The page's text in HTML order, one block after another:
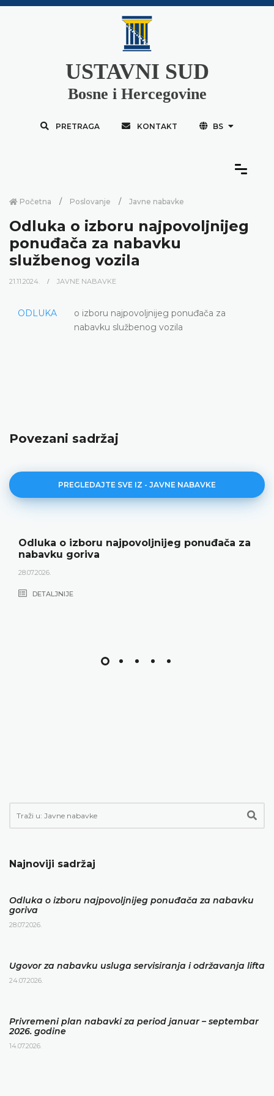
USTAVNI SUD
Bosne i Hercegovine
PRETRAGA KONTAKT BS
Početna Poslovanje Javne nabavke
Odluka o izboru najpovoljnijeg
ponuđača za nabavku
službenog vozila
21.11.2024. JAVNE NABAVKE
ODLUKA
o izboru najpovoljnijeg ponuđača za
nabavku službenog vozila
Povezani sadržaj
PREGLEDAJTE SVE IZ - JAVNE NABAVKE
Odluka o izboru najpovoljnijeg ponuđača za
nabavku goriva
28.07.2026.
DETALJNIJE
Najnoviji sadržaj
Odluka o izboru najpovoljnijeg ponuđača za nabavku
goriva
28.07.2026.
Ugovor za nabavku usluga servisiranja i održavanja lifta
24.07.2026.
Privremeni plan nabavki za period januar – septembar
2026. godine
14.07.2026.